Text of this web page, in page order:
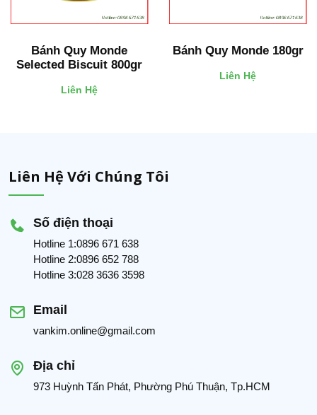
Bánh Quy Monde
Selected Biscuit 800gr
Liên Hệ
Bánh Quy Monde 180gr
Liên Hệ
Liên Hệ Với Chúng Tôi
Số điện thoại
Hotline 1:0896 671 638
Hotline 2:0896 652 788
Hotline 3:028 3636 3598
Email
vankim.online@gmail.com
Địa chỉ
973 Huỳnh Tấn Phát, Phường Phú Thuận, Tp.HCM